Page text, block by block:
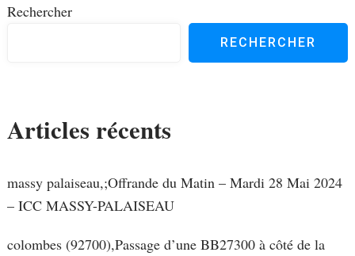
Rechercher
RECHERCHER
Articles récents
massy palaiseau,;Offrande du Matin – Mardi 28 Mai 2024
– ICC MASSY-PALAISEAU
colombes (92700),Passage d’une BB27300 à côté de la